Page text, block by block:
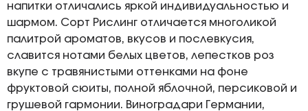
напитки отличались яркой индивидуальностью и
шармом. Сорт Рислинг отличается многоликой
палитрой ароматов, вкусов и послевкусия,
славится нотами белых цветов, лепестков роз
вкупе с травянистыми оттенками на фоне
фруктовой сюиты, полной яблочной, персиковой и
грушевой гармонии. Виноградари Германии,